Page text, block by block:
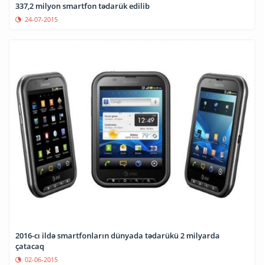
337,2 milyon smartfon tədarük edilib
24-07-2015
2016-cı ildə smartfonların dünyada tədarükü 2 milyarda
çatacaq
02-06-2015